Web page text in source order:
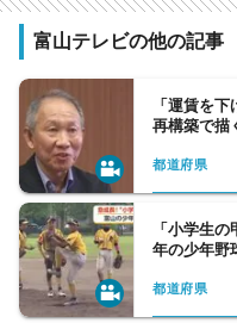
富山テレビの他の記事
「運賃を
再構築で描
都道府県
「小学生
年の少年野
都道府県